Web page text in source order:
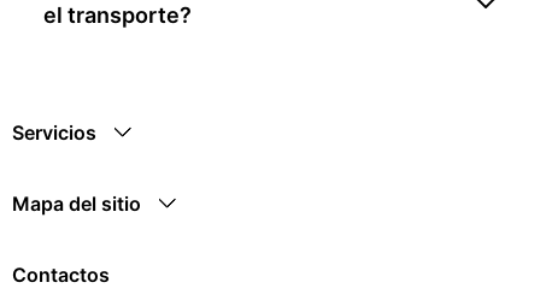
el transporte?
Servicios
Mapa del sitio
Contactos